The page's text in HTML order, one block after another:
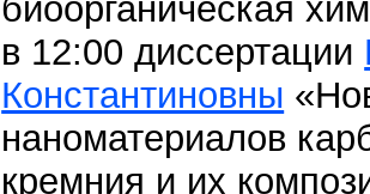
биоорганическая
в 12:00 диссертации
Константиновны
наноматериалов
кремния и их